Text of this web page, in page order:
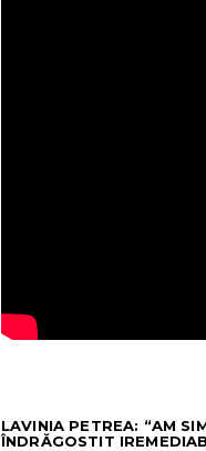
LAVINIA PETREA: “AM
ÎNDRĂGOSTIT